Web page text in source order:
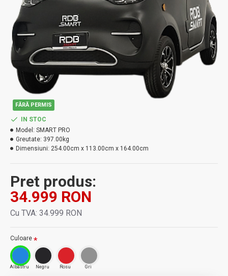
FĂRĂ PERMIS
Pret produs:
34.999 RON
Cu TVA: 34.999 RON
IN STOC
Model: SMART PRO
Greutate: 397.00kg
Dimensiuni: 254.00cm x 113.00cm x 164.00cm
Culoare
Albastru Negru Rosu Gri